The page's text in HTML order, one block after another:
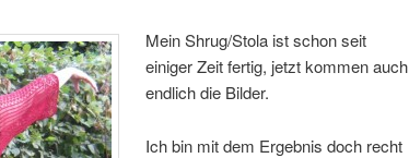
Mein Shrug/Stola ist schon seit
einiger Zeit fertig, jetzt kommen auch
endlich die Bilder.
Ich bin mit dem Ergebnis doch recht